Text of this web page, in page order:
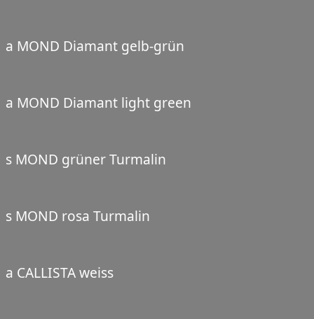
a MOND Diamant gelb-grün
a MOND Diamant light green
s MOND grüner Turmalin
s MOND rosa Turmalin
a CALLISTA weiss